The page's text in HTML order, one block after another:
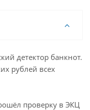
детектор банкнот.
рублей всех
проверку в ЭКЦ